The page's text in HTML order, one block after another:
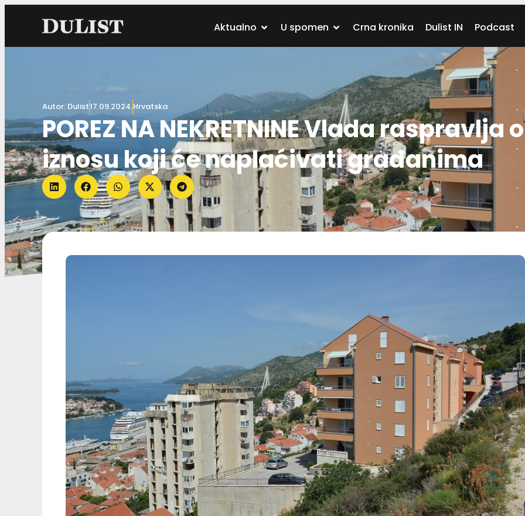
Aktualno U spomen Crna kronika Dulist IN Podcast
Autor: Dulist17.09.2024.Hrvatska
POREZ NA NEKRETNINE Vlada raspravlja o
iznosu koji će naplaćivati građanima